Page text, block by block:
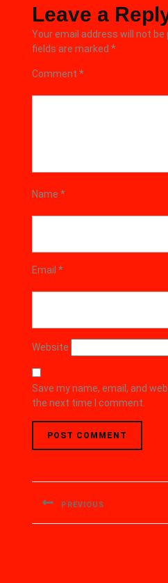
Leave a
Your email address will not be
fields are marked*
Comment*
Name*
Email*
Website
Save my name, email, and
the next time I comment.
PREVIOUS